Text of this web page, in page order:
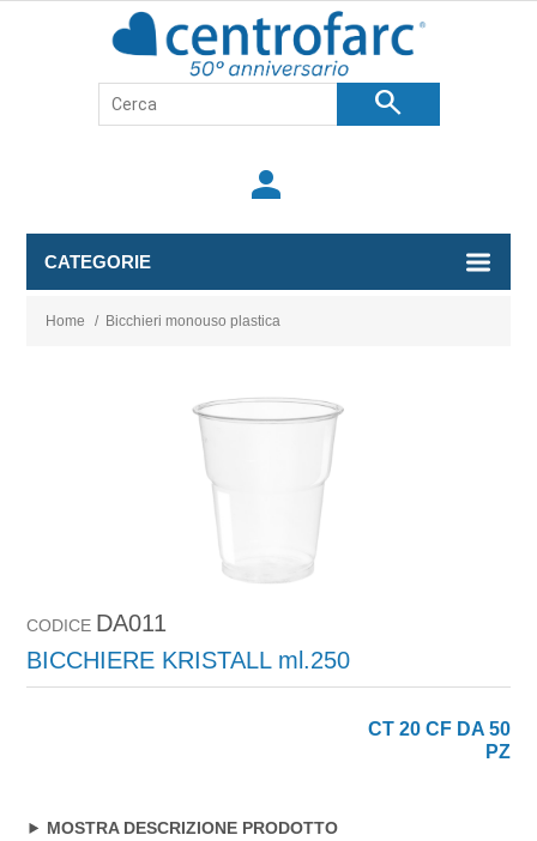
search
person
CATEGORIE
Home / Bicchieri monouso plastica
CODICE DA011
BICCHIERE KRISTALL ml.250
CT 20 CF DA 50
PZ
MOSTRA DESCRIZIONE PRODOTTO